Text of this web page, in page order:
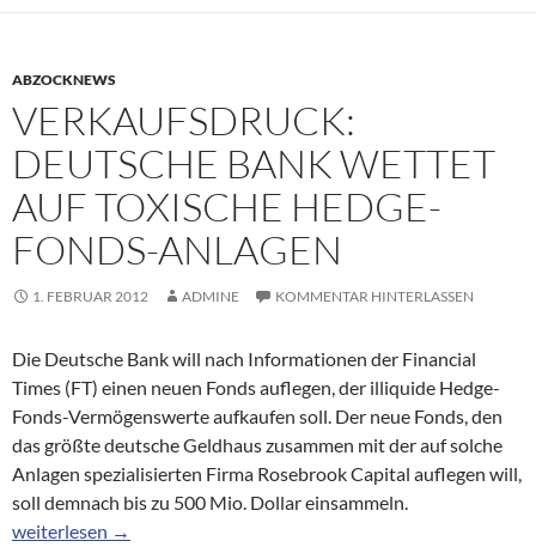
ABZOCKNEWS
VERKAUFSDRUCK:
DEUTSCHE BANK WETTET
AUF TOXISCHE HEDGE-
FONDS-ANLAGEN
1. FEBRUAR 2012 ADMINE KOMMENTAR HINTERLASSEN
Die Deutsche Bank will nach Informationen der Financial
Times (FT) einen neuen Fonds auflegen, der illiquide Hedge-
Fonds-Vermögenswerte aufkaufen soll. Der neue Fonds, den
das größte deutsche Geldhaus zusammen mit der auf solche
Anlagen spezialisierten Firma Rosebrook Capital auflegen will,
soll demnach bis zu 500 Mio. Dollar einsammeln.
Verkaufsdruck: Deutsche Bank wettet auf toxische Hedge-
weiterlesen →